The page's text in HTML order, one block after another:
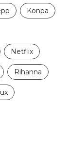
Konpa
Netflix
Rihanna